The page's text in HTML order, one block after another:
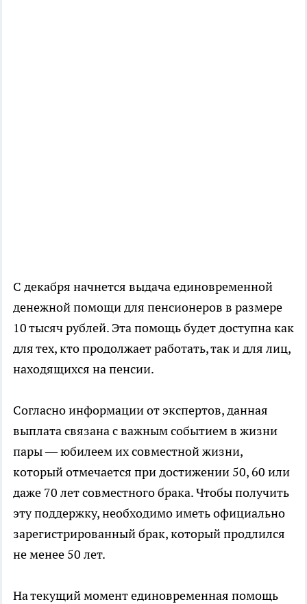
С декабря начнется выдача единовременной
денежной помощи для пенсионеров в размере
10 тысяч рублей. Эта помощь будет доступна как
для тех, кто продолжает работать, так и для лиц,
находящихся на пенсии.
Согласно информации от экспертов, данная
выплата связана с важным событием в жизни
пары — юбилеем их совместной жизни,
который отмечается при достижении 50, 60 или
даже 70 лет совместного брака. Чтобы получить
эту поддержку, необходимо иметь официально
зарегистрированный брак, который продлился
не менее 50 лет.
На текущий момент единовременная помощь